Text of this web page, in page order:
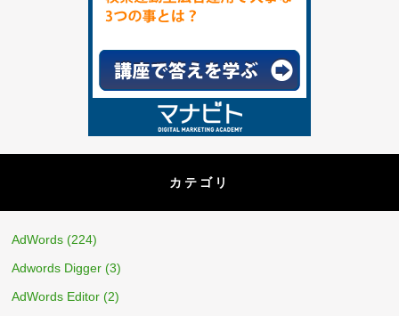
カテゴリ
AdWords (224)
Adwords Digger (3)
AdWords Editor (2)